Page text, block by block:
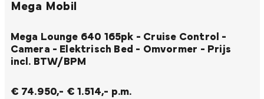
Mega Mobil
Mega Lounge 640 165pk - Cruise Control -
Camera - Elektrisch Bed - Omvormer - Prijs
incl. BTW/BPM
€ 74.950,- € 1.514,- p.m.